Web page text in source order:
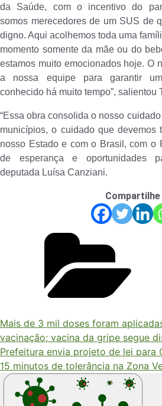
da Saúde, com o incentivo do
somos merecedores de um SUS de
digno. Aqui acolhemos toda uma
momento somente da mãe ou do
estamos muito emocionados hoje. O
a nossa equipe para garantir
conhecido há muito tempo”, salientou
“Essa obra consolida o nosso
municípios, o cuidado que devemos
nosso Estado e com o Brasil, com o
de esperança e oportunidades
deputada Luísa Canziani.
Compartilhe
Mais de 3 mil doses foram
vacinação; vacina da gripe segue
Prefeitura envia projeto de lei para
15 minutos de tolerância na Zona